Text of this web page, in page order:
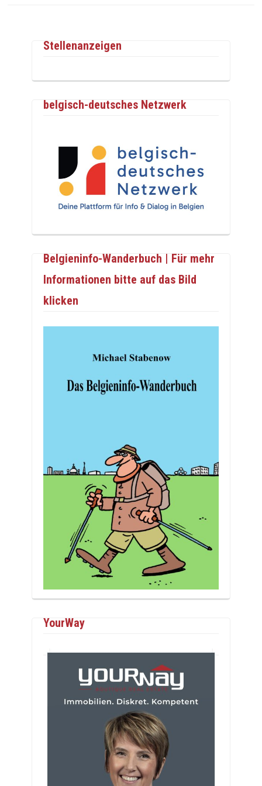
Stellenanzeigen
belgisch-deutsches Netzwerk
Belgieninfo-Wanderbuch | Für mehr
Informationen bitte auf das Bild
klicken
YourWay